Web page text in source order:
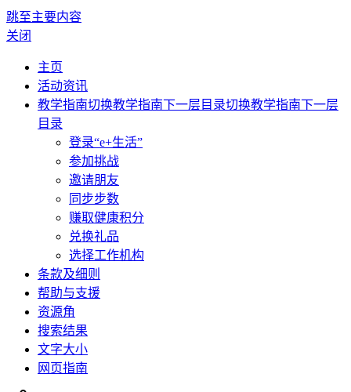
跳至主要内容
关闭
主页
活动资讯
教学指南切换教学指南下一层目录切换教学指南下一层
目录
登录“e+生活”
参加挑战
邀请朋友
同步步数
赚取健康积分
兑换礼品
选择工作机构
条款及细则
帮助与支援
资源角
搜索结果
文字大小
网页指南